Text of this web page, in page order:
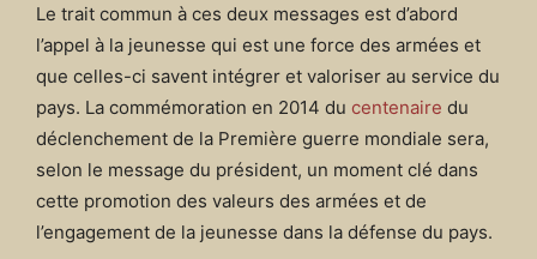
Le trait commun à ces deux messages est d’abord
l’appel à la jeunesse qui est une force des armées et
que celles-ci savent intégrer et valoriser au service du
pays. La commémoration en 2014 du centenaire du
déclenchement de la Première guerre mondiale sera,
selon le message du président, un moment clé dans
cette promotion des valeurs des armées et de
l’engagement de la jeunesse dans la défense du pays.